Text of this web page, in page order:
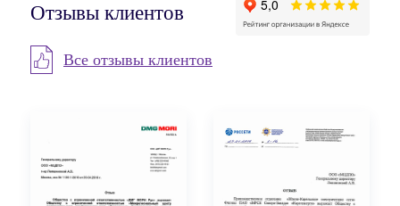
Отзывы клиентов
Все отзывы клиентов